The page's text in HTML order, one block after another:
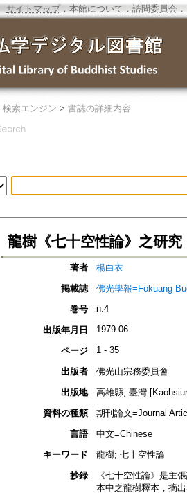
サイトマップ．本館について ． 諮問委員会 ．
検索エンジン > 書誌の詳細内容
龍樹《七十空性論》之研究
著者
楊白衣
掲載誌
佛光學報=Fokuang
巻号
n.4
出版年月日 1979.06
ページ 1 - 35
出版者
佛光山宗務委員會
出版地
高雄縣, 臺灣
資料の種類
期刊論文=Journal
言語
中文=Chinese
キーワード
龍樹; 七十空性論
抄録
《七十空性論》是主
本中之龍樹釋本，摘